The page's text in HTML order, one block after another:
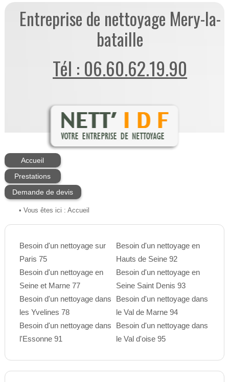
Entreprise de nettoyage Mery-la-
bataille
Tél : 06.60.62.19.90
Accueil
Prestations
Demande de devis
• Vous êtes ici : Accueil
Besoin d'un nettoyage sur
Paris 75
Besoin d'un nettoyage en
Seine et Marne 77
Besoin d'un nettoyage dans
les Yvelines 78
Besoin d'un nettoyage dans
l'Essonne 91
Besoin d'un nettoyage en
Hauts de Seine 92
Besoin d'un nettoyage en
Seine Saint Denis 93
Besoin d'un nettoyage dans
le Val de Marne 94
Besoin d'un nettoyage dans
le Val d'oise 95